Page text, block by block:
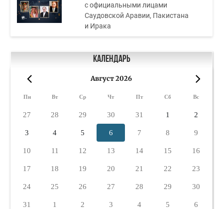
с официальными лицами
Саудовской Аравии, Пакистана
и Ирака
Календарь
Август 2026
Пн Вт Ср Чт Пт Сб Вс
27 28 29 30 31 1 2
3 4 5 6 7 8 9
10 11 12 13 14 15 16
17 18 19 20 21 22 23
24 25 26 27 28 29 30
31 1 2 3 4 5 6